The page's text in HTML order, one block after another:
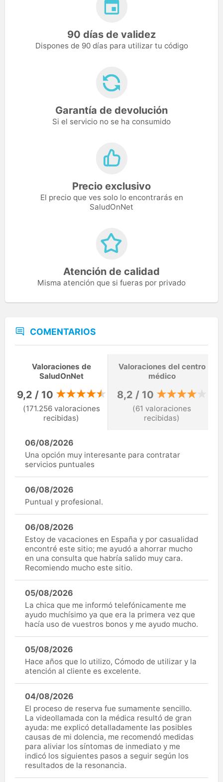
90 días de validez
Dispones de 90 días para utilizar tu código
Garantía de devolución
Si el servicio no se ha consumido
Precio exclusivo
El precio que ves solo lo encontrarás en
SaludOnNet
Atención de calidad
Misma atención que si fueras por privado
COMENTARIOS
Valoraciones de
SaludOnNet
9,2 / 10
(171.256 valoraciones
recibidas)
Valoraciones del centro
médico
8,2 / 10
(61 valoraciones
recibidas)
06/08/2026
Una opción muy interesante para contratar
servicios puntuales
06/08/2026
Puntual y profesional.
06/08/2026
Estoy de vacaciones en España y por casualidad
encontré este sitio; me ayudó a ahorrar mucho
en una consulta que habría salido muy cara.
Recomiendo mucho este sitio.
05/08/2026
La chica que me informó telefónicamente me
ayudo muchísimo ya que era la primera vez que
hacía uso de vuestros bonos y me ayudo mucho.
05/08/2026
Hace años que lo utilizo, Cómodo de utilizar y la
atención al cliente es excelente.
04/08/2026
El proceso de reserva fue sumamente sencillo.
La videollamada con la médica resultó de gran
ayuda: me explicó detalladamente las posibles
causas de mi dolencia, me recomendó medidas
para aliviar los síntomas de inmediato y me
indicó los siguientes pasos a seguir según los
resultados de la resonancia.